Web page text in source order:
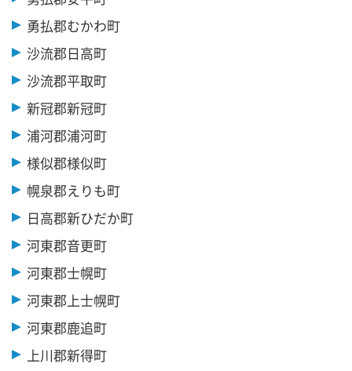
勇払郡むかわ町
沙流郡日高町
沙流郡平取町
新冠郡新冠町
浦河郡浦河町
様似郡様似町
幌泉郡えりも町
日高郡新ひだか町
河東郡音更町
河東郡士幌町
河東郡上士幌町
河東郡鹿追町
上川郡新得町